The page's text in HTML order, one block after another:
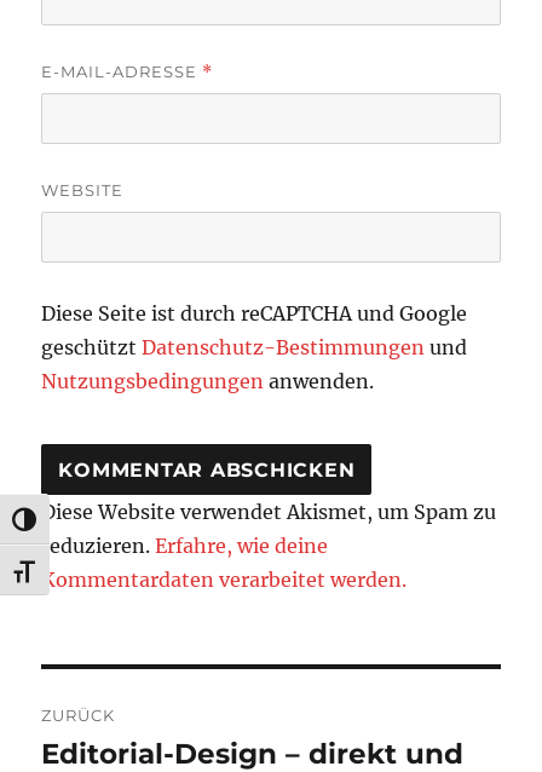
UMSCHALTEN AUF HOHE KONTRASTE
SCHRIFT VERGRÖSSERN
E-MAIL-ADRESSE *
WEBSITE
Diese Seite ist durch reCAPTCHA und Google
geschütztDatenschutz-Bestimmungen und
Nutzungsbedingungen anwenden.
Diese Website verwendet Akismet, um Spam zu
reduzieren.Erfahre, wie deine
Kommentardaten verarbeitet werden.
ZURÜCK
Vorheriger
Editorial-Design – direkt und